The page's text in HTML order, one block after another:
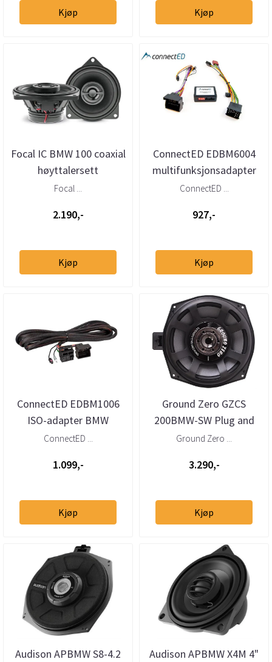
Kjøp Kjøp
Focal IC BMW 100 coaxial
høyttalersett
Focal ...
2.190,-
Kjøp
ConnectED EDBM6004
multifunksjonsadapter
BMW (1994–2010)
ConnectED ...
927,-
Kjøp
ConnectED EDBM1006
ISO-adapter BMW
Quadlock
ConnectED ...
1.099,-
Kjøp
Ground Zero GZCS
200BMW-SW Plug and
Play 8” basskit til BMW
Ground Zero ...
3.290,-
Kjøp
Audison APBMW S8-4.2
Audison APBMW X4M 4"